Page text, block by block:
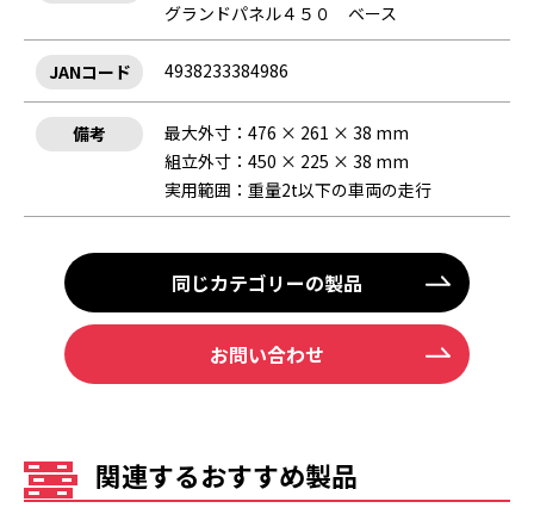
グランドパネル４５０ ベース
JANコード 4938233384986
備考
最大外寸：476 × 261 × 38 mm
組立外寸：450 × 225 × 38 mm
実用範囲：重量2t以下の車両の走行
同じカテゴリーの製品
お問い合わせ
関連するおすすめ製品